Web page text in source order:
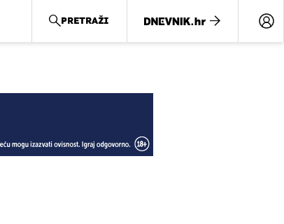
PRETRAŽI